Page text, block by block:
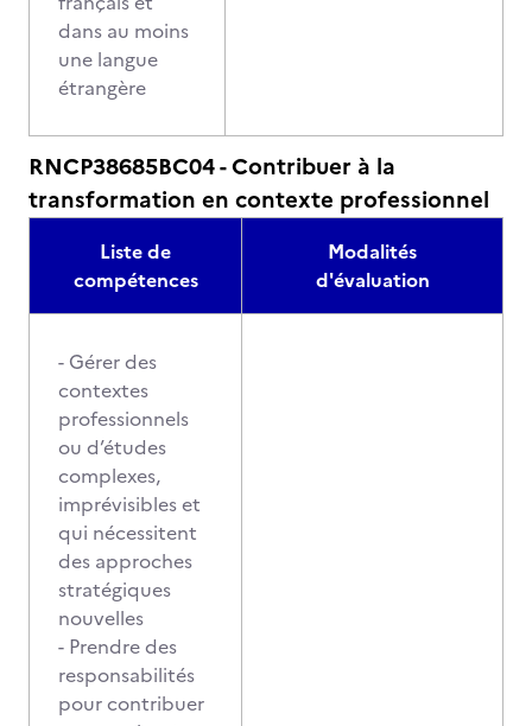
dans au moins
une langue
étrangère
RNCP38685BC04 - Contribuer à la
transformation en contexte professionnel
Liste de
compétences
Modalités
d'évaluation
- Gérer des
contextes
professionnels
ou d’études
complexes,
imprévisibles et
qui nécessitent
des approches
stratégiques
nouvelles
- Prendre des
responsabilités
pour contribuer